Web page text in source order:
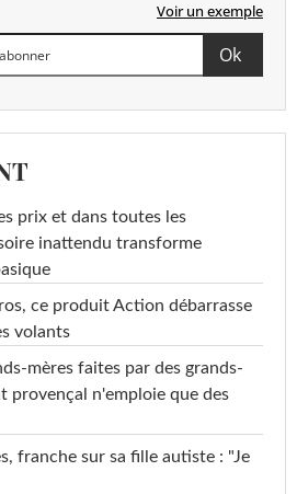
Voir un exemple
prix et dans toutes les
inattendu transforme
ce produit Action débarrasse
volants
mères faites par des grands-
provençal n'emploie que des
franche sur sa fille autiste : "Je